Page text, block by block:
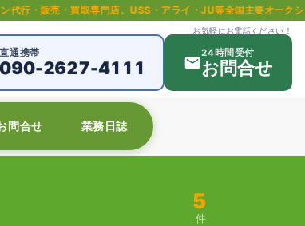
。USS・アライ・JU等全国主要オークション対応。中古車を
お気軽にお電話ください！
直通携帯
090-2627-4111
24時間受付
お問合せ
問合せ 業務日誌
5
件